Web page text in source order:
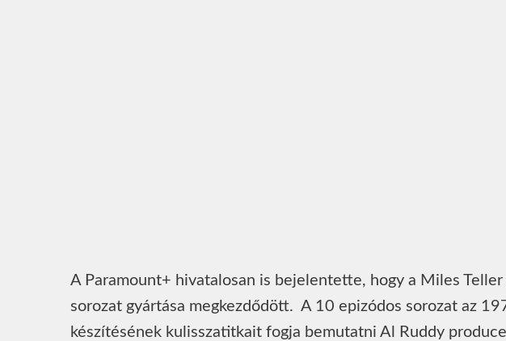
A Paramount+ hivatalosan is bejelentette, hogy a Miles
sorozat gyártása megkezdődött. A 10 epizódos sorozat az
készítésének kulisszatitkait fogja bemutatni Al Ruddy